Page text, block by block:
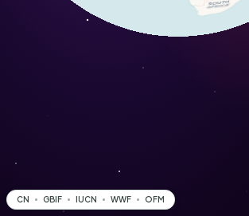
CN GBIF IUCN WWF OFM